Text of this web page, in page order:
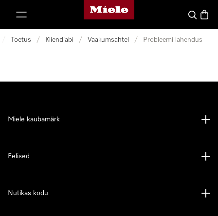
Miele avaleht
Search
/ Toetus / Kliendiabi / Vaakumsahtel / Probleemi lahendus
Miele kaubamärk
Eelised
Nutikas kodu